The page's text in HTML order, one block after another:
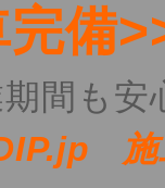
完備
安
施